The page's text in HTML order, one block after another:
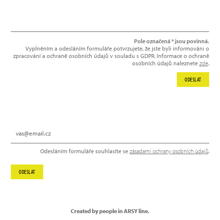
Odesláním formuláře souhlasíte se zásadami ochrany osobních údajů.
ODESLAT
Pole označená * jsou povinná.
Vyplněním a odesláním formuláře potvrzujete, že jste byli informováni o
zpracování a ochraně osobních údajů v souladu s GDPR. Informace o ochraně
osobních údajů naleznete zde.
ODESLAT
Created by people in ARSY line.